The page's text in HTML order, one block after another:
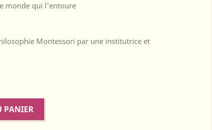
monde qui l'entoure
Montessori par une institutrice et
PANIER